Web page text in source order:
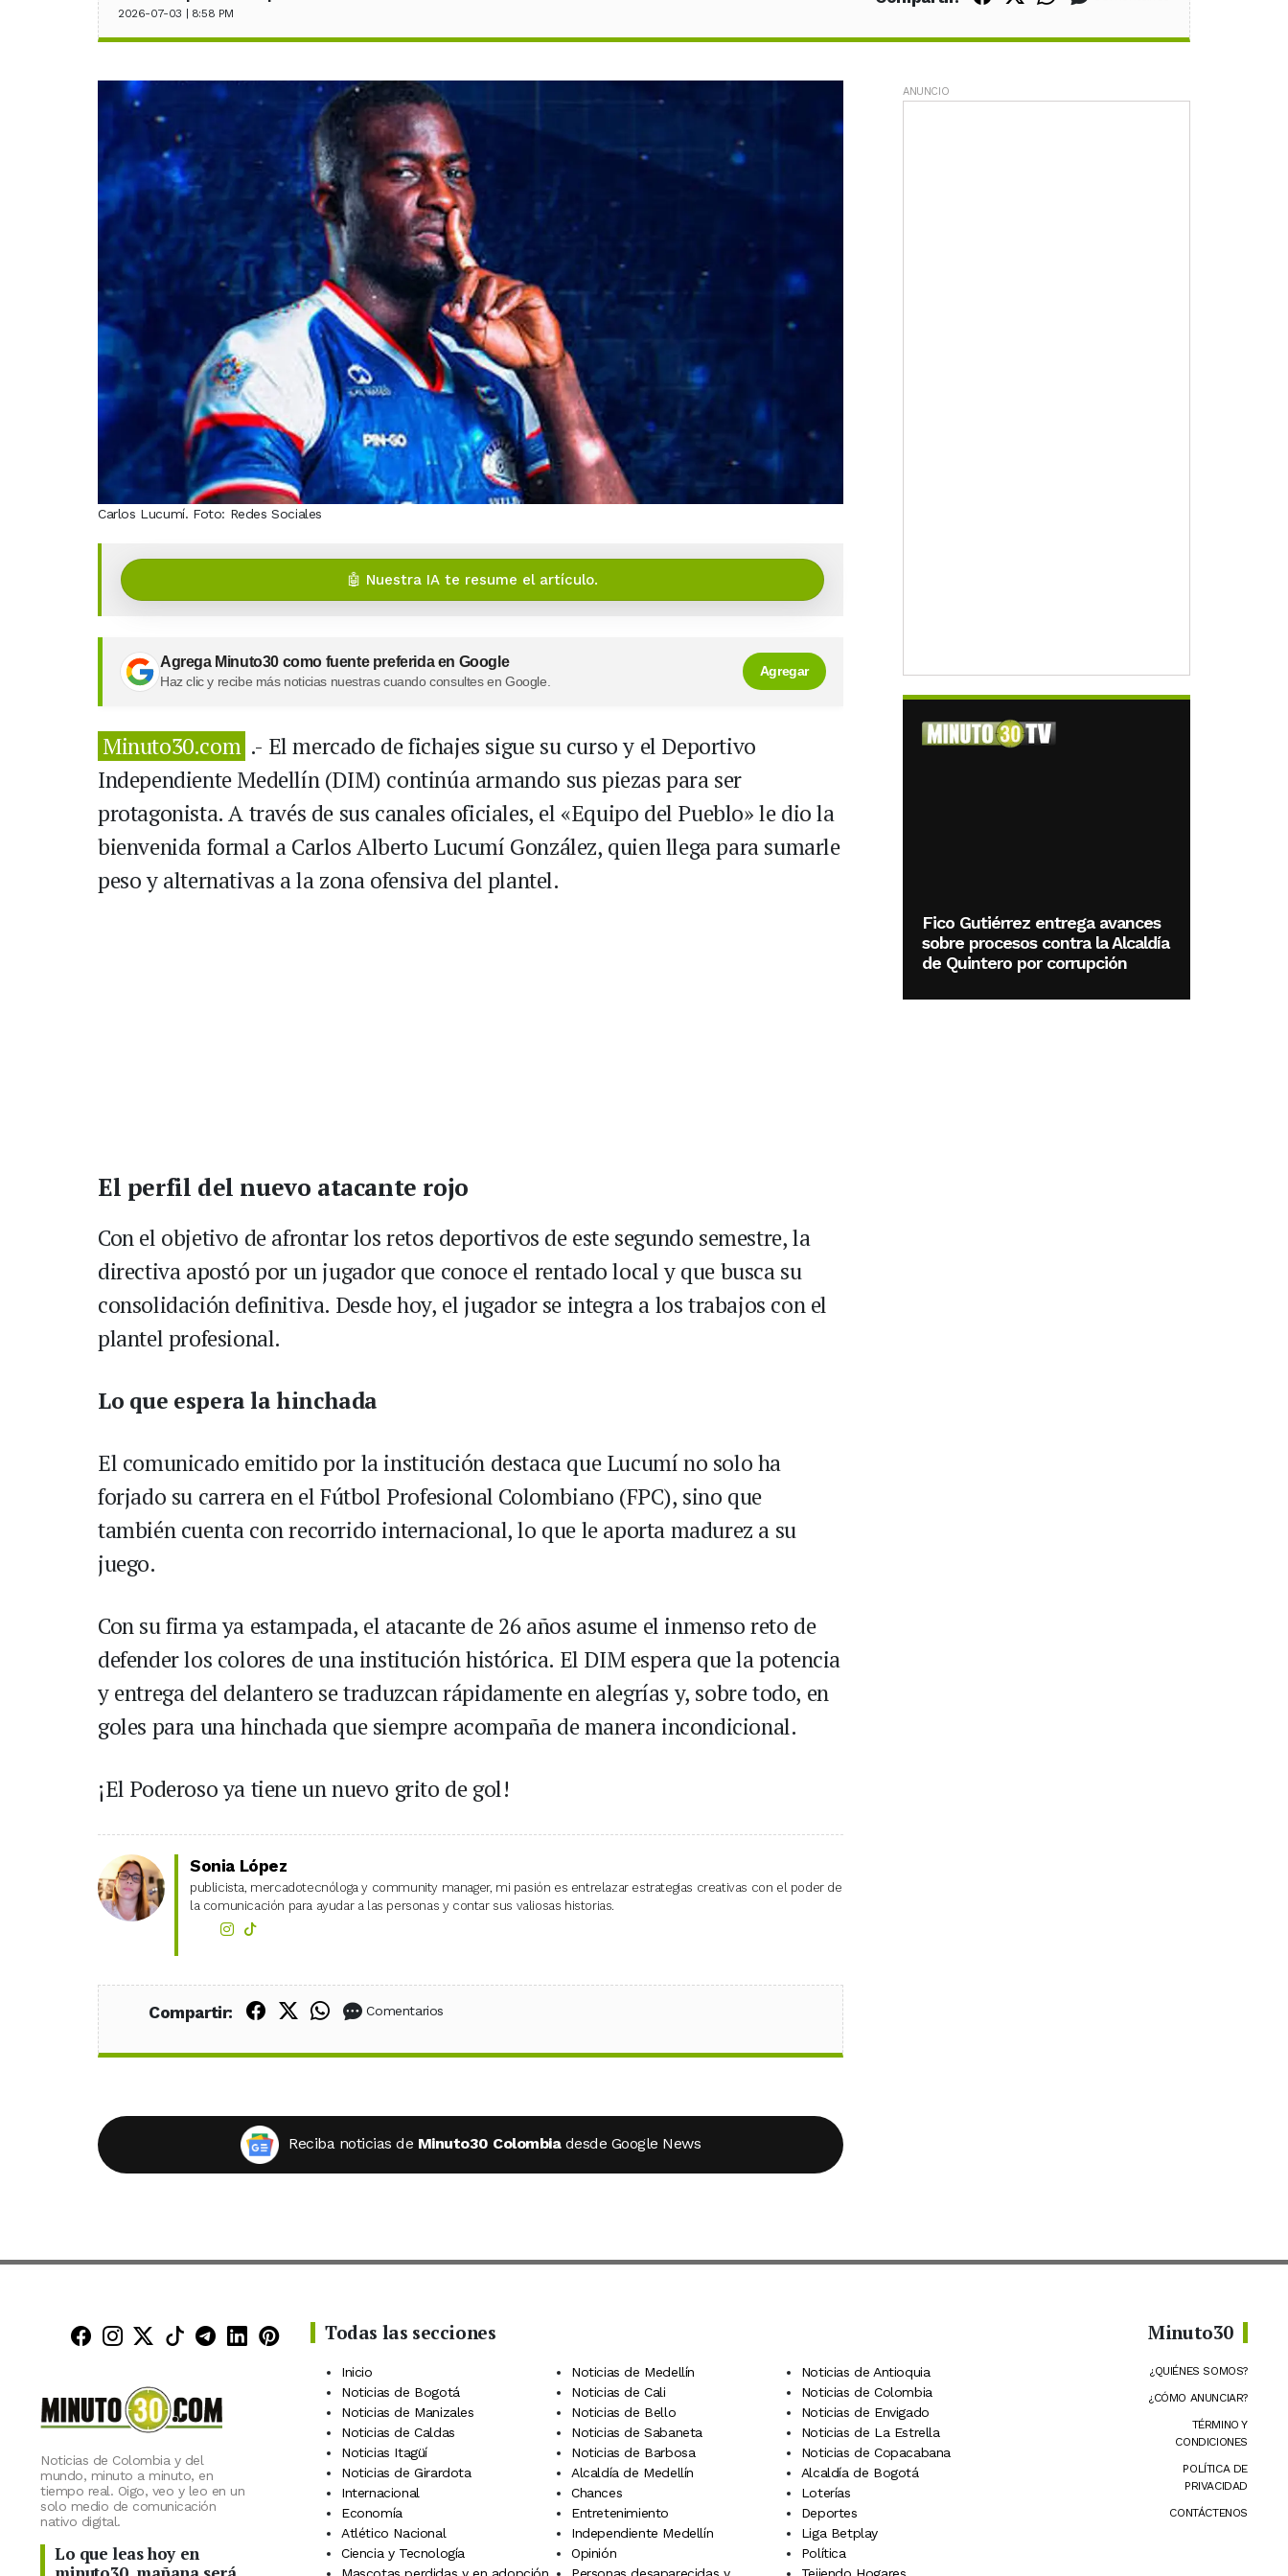
2026-07-03 | 8:58 PM
Carlos Lucumí. Foto: Redes Sociales
🤖 Nuestra IA te resume el artículo.
Agrega Minuto30 como fuente preferida en Google
Haz clic y recibe más noticias nuestras cuando consultes en Google.
Agregar
Minuto30.com .- El mercado de fichajes sigue su curso y el Deportivo
Independiente Medellín (DIM) continúa armando sus piezas para ser
protagonista. A través de sus canales oficiales, el «Equipo del Pueblo» le dio la
bienvenida formal a Carlos Alberto Lucumí González, quien llega para sumarle
peso y alternativas a la zona ofensiva del plantel.
El perfil del nuevo atacante rojo
Con el objetivo de afrontar los retos deportivos de este segundo semestre, la
directiva apostó por un jugador que conoce el rentado local y que busca su
consolidación definitiva. Desde hoy, el jugador se integra a los trabajos con el
plantel profesional.
Lo que espera la hinchada
El comunicado emitido por la institución destaca que Lucumí no solo ha
forjado su carrera en el Fútbol Profesional Colombiano (FPC), sino que
también cuenta con recorrido internacional, lo que le aporta madurez a su
juego.
Con su firma ya estampada, el atacante de 26 años asume el inmenso reto de
defender los colores de una institución histórica. El DIM espera que la potencia
y entrega del delantero se traduzcan rápidamente en alegrías y, sobre todo, en
goles para una hinchada que siempre acompaña de manera incondicional.
¡El Poderoso ya tiene un nuevo grito de gol!
Sonia López
publicista, mercadotecnóloga y community manager, mi pasión es entrelazar estrategias creativas con el poder de
la comunicación para ayudar a las personas y contar sus valiosas historias.
Compartir: Compartir en Facebook
Compartir en X (Twitter)
Compartir en WhatsApp
Comentarios
Reciba noticias de Minuto30 Colombia desde Google News
ANUNCIO
Fico Gutiérrez entrega avances
sobre procesos contra la Alcaldía
de Quintero por corrupción
Minuto30 en Facebook
Minuto30 en Instagram
Minuto30 en X (Twitter)
Minuto30 en TikTok
Canal de Minuto30 en Telegram
Minuto30 en LinkedIn
Minuto30 en Pinterest
Noticias de Colombia y del
mundo, minuto a minuto, en
tiempo real. Oigo, veo y leo en un
solo medio de comunicación
nativo digital.
Lo que leas hoy en
Todas las secciones
Inicio Noticias de Medellín
Noticias de Antioquia
Noticias de Bogotá
Noticias de Cali
Noticias de Colombia
Noticias de Manizales
Noticias de Bello
Noticias de Envigado
Noticias de Caldas
Noticias de Sabaneta
Noticias de La Estrella
Noticias Itagüí
Noticias de Barbosa
Noticias de Copacabana
Noticias de Girardota
Alcaldía de Medellín
Alcaldía de Bogotá
Internacional
Chances
Loterías
Economía
Entretenimiento
Deportes
Atlético Nacional
Independiente Medellín
Liga Betplay
Ciencia y Tecnología
Opinión
Política
Mascotas perdidas y en adopción
Personas desaparecidas y Tejiendo Hogares
Minuto30
¿QUIÉNES SOMOS?
¿CÓMO ANUNCIAR?
TÉRMINO Y
CONDICIONES
POLÍTICA DE
PRIVACIDAD
CONTÁCTENOS